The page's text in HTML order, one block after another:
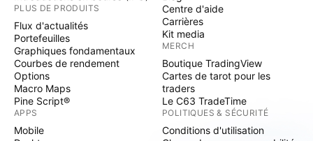
PLUS DE PRODUITS
Flux d'actualités
Portefeuilles
Graphiques fondamentaux
Courbes de rendement
Options
Macro Maps
Pine Script®
APPS
Mobile
Centre d'aide
Carrières
Kit media
MERCH
Boutique TradingView
Cartes de tarot pour les
traders
Le C63 TradeTime
POLITIQUES & SÉCURITÉ
Conditions d'utilisation